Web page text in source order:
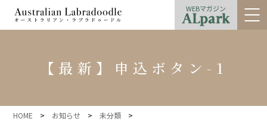
WEBマガジン
【最新】申込ボタン-1
HOME > お知らせ >未分類 >